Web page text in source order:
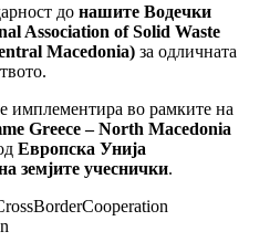
до нашите Водечки
Association of Solid Waste
Macedonia) за одличната
имплементира во рамките на
Greece – North Macedonia
Европска Унија
земјите учеснички.